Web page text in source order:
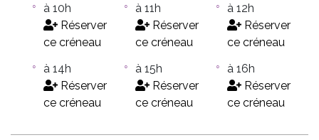
à 10h
Réserver
ce créneau
à 11h
Réserver
ce créneau
à 12h
Réserver
ce créneau
à 14h
Réserver
ce créneau
à 15h
Réserver
ce créneau
à 16h
Réserver
ce créneau